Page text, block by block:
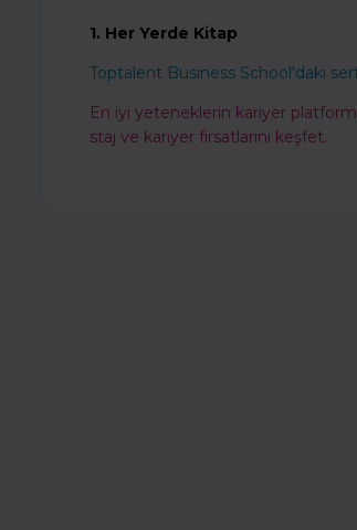
1. Her Yerde Kitap
Toptalent Business School'daki
En iyi yeteneklerin kariyer
staj ve kariyer fırsatlarını keşfet.